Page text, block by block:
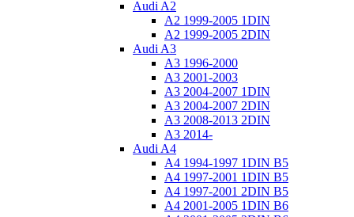
Audi A2
A2 1999-2005 1DIN
A2 1999-2005 2DIN
Audi A3
A3 1996-2000
A3 2001-2003
A3 2004-2007 1DIN
A3 2004-2007 2DIN
A3 2008-2013 2DIN
A3 2014-
Audi A4
A4 1994-1997 1DIN B5
A4 1997-2001 1DIN B5
A4 1997-2001 2DIN B5
A4 2001-2005 1DIN B6